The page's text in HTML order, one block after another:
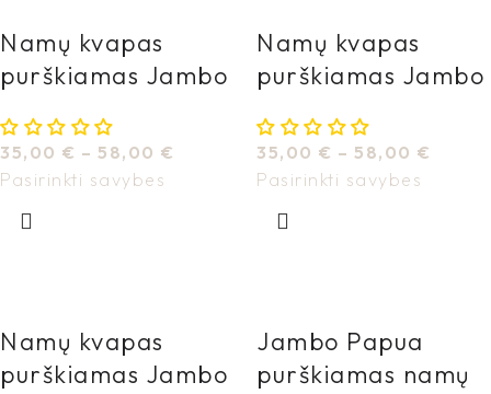
Namų kvapas
purškiamas Jambo
35,00 € – 58,00 €
Pasirinkti savybes
Namų kvapas
purškiamas Jambo
35,00 € – 58,00 €
Pasirinkti savybes
Namų kvapas
purškiamas Jambo
Jambo Papua
purškiamas namų